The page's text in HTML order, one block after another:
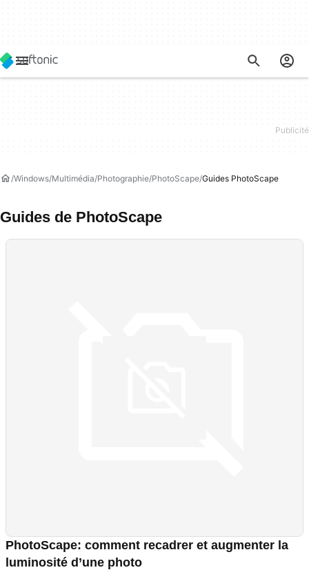
Windows Multimédia Photographie PhotoScape Guides PhotoScape
Guides de PhotoScape
PhotoScape: comment recadrer et augmenter la
luminosité d’une photo